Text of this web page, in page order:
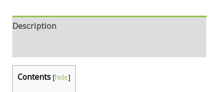
không
quảng
cáo
Description
Contents [hide]